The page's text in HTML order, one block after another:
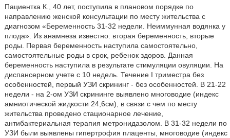
Пациентка К., 40 лет, поступила в плановом порядке по
направлению женской консультации по месту жительства с
диагнозом «Беременность 31-32 недели. Неиммунная водянка у
плода». Из анамнеза известно: вторая беременность, вторые
роды. Первая беременность наступила самостоятельно,
самостоятельные роды в срок, ребенок здоров. Данная
беременность наступила в результате стимуляции овуляции. На
диспансерном учете с 10 недель. Течение I триместра без
особенностей, первый УЗИ скрининг - без особенностей. В 21-22
недели - на 2-ом УЗИ скрининге выявлено многоводие (индекс
амниотической жидкости 24,6см), в связи с чем по месту
жительства проведено стационарное лечение,
антибактериальная терапия метронидазолом. В 31-32 недели по
УЗИ были выявлены гипертрофия плаценты, многоводие (индекс